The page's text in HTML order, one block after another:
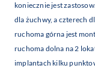
koniecznie jest
dla żuchwy, a czterech
ruchoma górna jest
ruchoma dolna na 2
implantach kilku